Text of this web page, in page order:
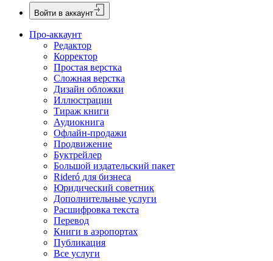
Войти в аккаунт
Про-аккаунт
Редактор
Корректор
Простая верстка
Сложная верстка
Дизайн обложки
Иллюстрации
Тираж книги
Аудиокнига
Офлайн-продажи
Продвижение
Буктрейлер
Большой издательский пакет
Rideró для бизнеса
Юридический советник
Дополнительные услуги
Расшифровка текста
Перевод
Книги в аэропортах
Публикация
Все услуги